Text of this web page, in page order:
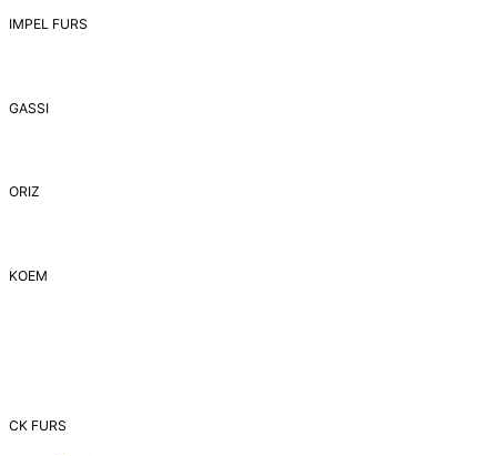
IMPEL FURS
GASSI
ORIZ
ΚΟΕΜ
CK FURS